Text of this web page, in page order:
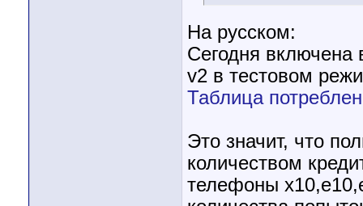
На русском:
Сегодня включена
v2 в тестовом
Таблица
Это значит, что
количеством
телефоны